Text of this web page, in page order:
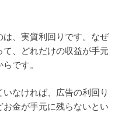
、実質利回りです。なぜ
、どれだけの収益が手元
です。
なければ、広告の利回り
金が手元に残らないとい